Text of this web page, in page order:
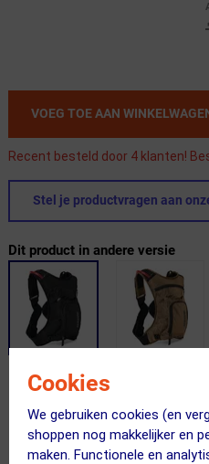
Cookies
We gebruiken cookies (en
shoppen nog makkelijker en
maken. Functionele en
VOEG TOE AAN
Recent besteld door 4 klanten!
Stel je productvragen aan
Dit product in andere versie
Gratis bezorging &
Vandaag besteld = maandag
365 dagen retourrecht